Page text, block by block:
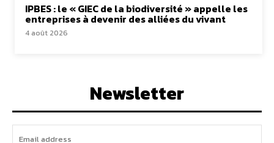
IPBES : le « GIEC de la biodiversité » appelle les
entreprises à devenir des alliées du vivant
4 août 2026
Newsletter